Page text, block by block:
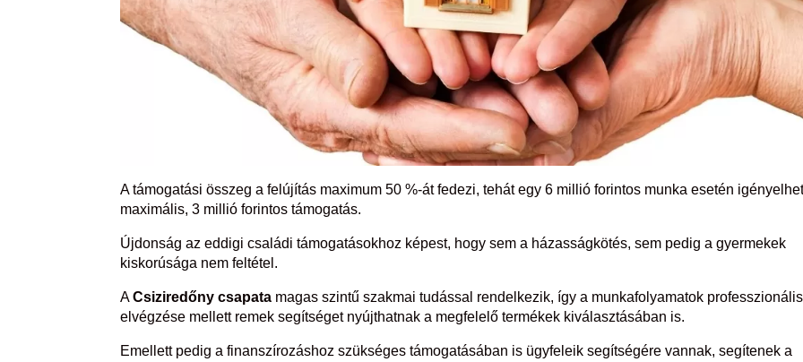
A támogatási összeg a felújítás maximum 50 %-át fedezi, tehát egy 6 millió forintos munka esetén
maximális, 3 millió forintos támogatás.
Újdonság az eddigi családi támogatásokhoz képest, hogy sem a házasságkötés, sem pedig a gyermekek
kiskorúsága nem feltétel.
ACsiziredőny csapata magas szintű szakmai tudással rendelkezik, így a munkafolyamatok professzionális
elvégzése mellett remek segítséget nyújthatnak a megfelelő termékek kiválasztásában is.
Emellett pedig a finanszírozáshoz szükséges támogatásában is ügyfeleik segítségére vannak, segítenek a